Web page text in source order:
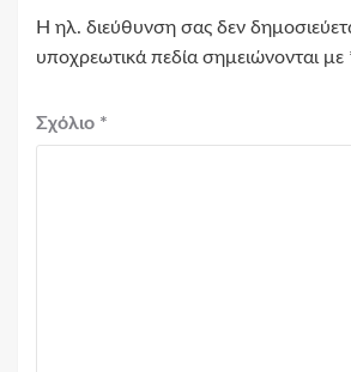
Η ηλ. διεύθυνση σας δεν
υποχρεωτικά πεδία σημειώνονται με
Σχόλιο *